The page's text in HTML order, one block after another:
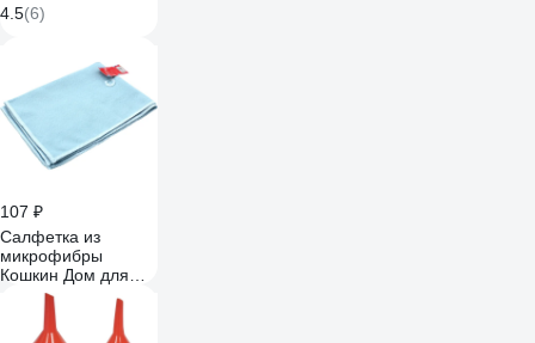
4.5(6)
107 ₽
Салфетка из
микрофибры
Кошкин Дом для
стекол и зеркал
30x40 см 210 г/м2 4
цвета 30-08-022